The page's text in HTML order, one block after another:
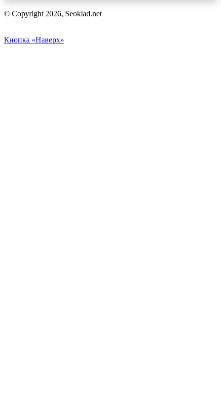
© Copyright 2026, Seoklad.net
Кнопка «Наверх»